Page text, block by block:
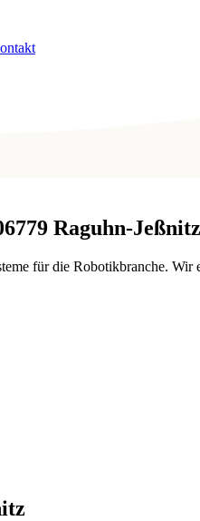
Raguhn-Jeßnitz
für die Robotikbranche.